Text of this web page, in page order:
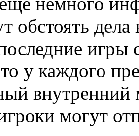
обстоять
игры
у каждого
могут